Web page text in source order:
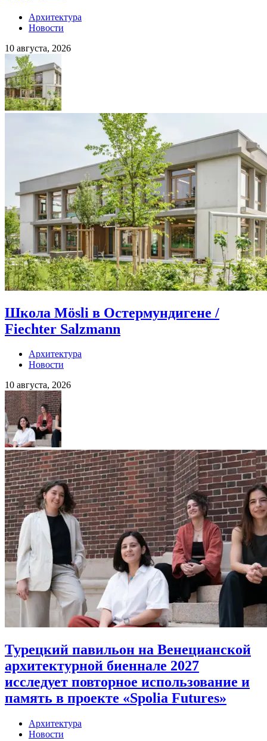
Архитектура
Новости
10 августа, 2026
Школа Mösli в Остермундигене /
Fiechter Salzmann
Архитектура
Новости
10 августа, 2026
Турецкий павильон на Венецианской
архитектурной биеннале 2027
исследует повторное использование и
память в проекте «Spolia Futures»
Архитектура
Новости